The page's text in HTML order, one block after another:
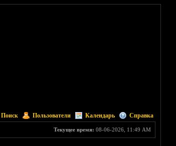
Поиск Пользователи Календарь Справка
Текущее время: 08-06-2026, 11:49 AM